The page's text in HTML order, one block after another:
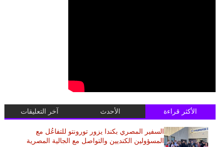
الأكثر قراءة الأحدث آخر التعليقات
السفير المصري بكندا يزور تورونتو للتفاعُل مع
المسؤولين الكنديين والتواصل مع الجالية المصرية